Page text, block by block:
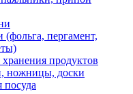
пергамент,
продуктов
ножницы, доски
посуда